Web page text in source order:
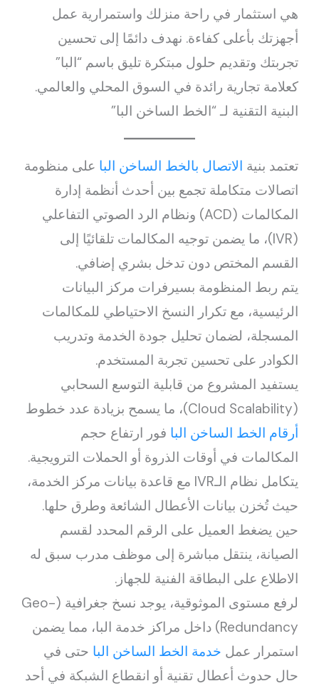
هي استثمار في راحة منزلك واستمرارية عمل
أجهزتك بأعلى كفاءة. نهدف دائمًا إلى تحسين
تجربتك وتقديم حلول مبتكرة تليق باسم “البا”
كعلامة تجارية رائدة في السوق المحلي والعالمي.
البنية التقنية لـ “الخط الساخن البا”
تعتمد بنية الاتصال بالخط الساخن البا على منظومة
اتصالات متكاملة تجمع بين أحدث أنظمة إدارة
المكالمات (ACD) ونظام الرد الصوتي التفاعلي
(IVR)، ما يضمن توجيه المكالمات تلقائيًا إلى
القسم المختص دون تدخل بشري إضافي.
يتم ربط المنظومة بسيرفرات مركز البيانات
الرئيسية، مع تكرار النسخ الاحتياطي للمكالمات
المسجلة، لضمان تحليل جودة الخدمة وتدريب
الكوادر على تحسين تجربة المستخدم.
يستفيد المشروع من قابلية التوسع السحابي
(Cloud Scalability)، ما يسمح بزيادة عدد خطوط
أرقام الخط الساخن البا فور ارتفاع حجم
المكالمات في أوقات الذروة أو الحملات الترويجية.
يتكامل نظام الـIVR مع قاعدة بيانات مركز الخدمة،
حيث تُخزن بيانات الأعطال الشائعة وطرق حلها.
حين يضغط العميل على الرقم المحدد لقسم
الصيانة، ينتقل مباشرة إلى موظف مدرب سبق له
الاطلاع على البطاقة الفنية للجهاز.
لرفع مستوى الموثوقية، يوجد نسخ جغرافية (Geo-
Redundancy) داخل مراكز خدمة البا، مما يضمن
استمرار عمل خدمة الخط الساخن البا حتى في
حال حدوث أعطال تقنية أو انقطاع الشبكة في أحد